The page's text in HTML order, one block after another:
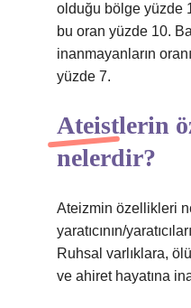
olduğu bölge yüzde
bu oran yüzde 10.
inanmayanların
yüzde 7.
Ateistlerin
nelerdir?
Ateizmin özellikleri
yaratıcının/
Ruhsal varlıklara,
ve ahiret hayatına